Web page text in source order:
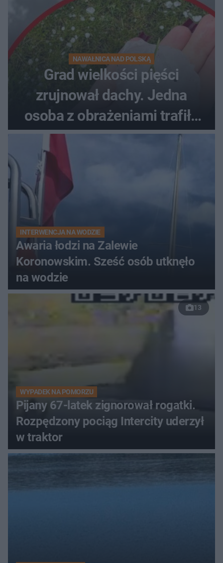
NAWAŁNICA NAD POLSKĄ
Grad wielkości pięści
zrujnował dachy. Jedna
osoba z obrażeniami trafiła
do szpitala
INTERWENCJA NA WODZIE
Awaria łodzi na Zalewie
Koronowskim. Sześć osób utknęło
na wodzie
13
WYPADEK NA POMORZU
Pijany 67-latek zignorował rogatki.
Rozpędzony pociąg Intercity uderzył
w traktor